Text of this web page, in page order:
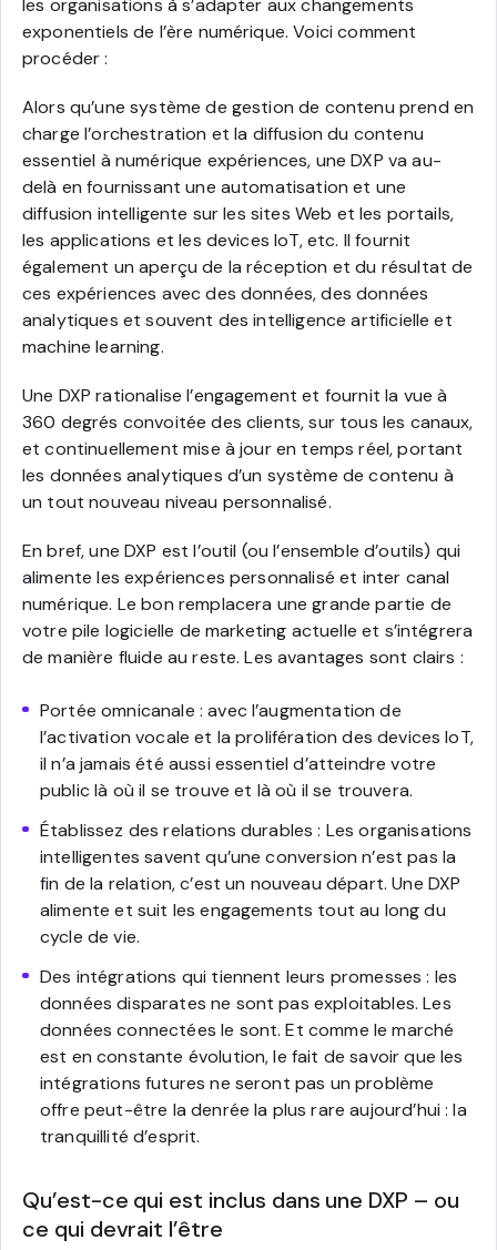
les organisations à s’adapter aux changements
exponentiels de l’ère numérique. Voici comment
procéder :
Alors qu’une système de gestion de contenu prend en
charge l’orchestration et la diffusion du contenu
essentiel à numérique expériences, une DXP va au-
delà en fournissant une automatisation et une
diffusion intelligente sur les sites Web et les portails,
les applications et les devices IoT, etc. Il fournit
également un aperçu de la réception et du résultat de
ces expériences avec des données, des données
analytiques et souvent des intelligence artificielle et
machine learning.
Une DXP rationalise l’engagement et fournit la vue à
360 degrés convoitée des clients, sur tous les canaux,
et continuellement mise à jour en temps réel, portant
les données analytiques d’un système de contenu à
un tout nouveau niveau personnalisé.
En bref, une DXP est l’outil (ou l’ensemble d’outils) qui
alimente les expériences personnalisé et inter canal
numérique. Le bon remplacera une grande partie de
votre pile logicielle de marketing actuelle et s’intégrera
de manière fluide au reste. Les avantages sont clairs :
Portée omnicanale : avec l’augmentation de
l’activation vocale et la prolifération des devices IoT,
il n’a jamais été aussi essentiel d’atteindre votre
public là où il se trouve et là où il se trouvera.
Établissez des relations durables : Les organisations
intelligentes savent qu’une conversion n’est pas la
fin de la relation, c’est un nouveau départ. Une DXP
alimente et suit les engagements tout au long du
cycle de vie.
Des intégrations qui tiennent leurs promesses : les
données disparates ne sont pas exploitables. Les
données connectées le sont. Et comme le marché
est en constante évolution, le fait de savoir que les
intégrations futures ne seront pas un problème
offre peut-être la denrée la plus rare aujourd’hui : la
tranquillité d’esprit.
Qu’est-ce qui est inclus dans une DXP – ou
ce qui devrait l’être